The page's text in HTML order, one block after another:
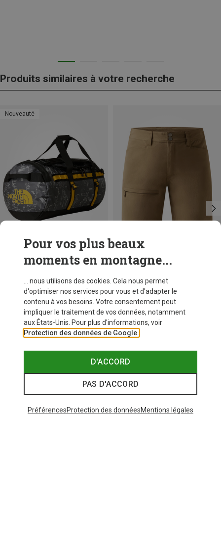
Produits similaires à votre recherche
Nouveauté
Vous économisez 24% Vous économisez 54%
Pour vos plus beaux
moments en montagne...
... nous utilisons des cookies. Cela nous permet
d'optimiser nos services pour vous et d'adapter le
contenu à vos besoins. Votre consentement peut
impliquer le traitement de vos données, notamment
aux États-Unis. Pour plus d'informations, voir
Protection des données de Google.
D'ACCORD
PAS D'ACCORD
PréférencesProtection des donnéesMentions légales